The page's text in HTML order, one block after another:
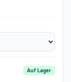
Auf Lager